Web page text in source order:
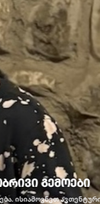
ᲒᲔᲛᲝᲔᲑᲘ
ავთენტური